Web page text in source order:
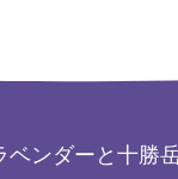
ベンダーと十勝